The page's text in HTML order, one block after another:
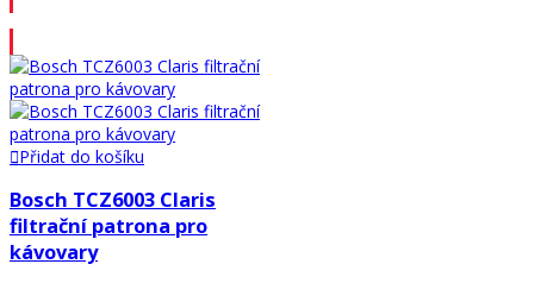
Přidat do košíku
Bosch TCZ6003 Claris
filtrační patrona pro
kávovary